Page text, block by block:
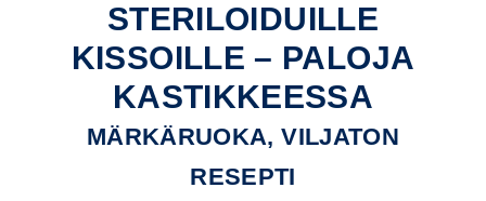
STERILOIDUILLE
KISSOILLE – PALOJA
KASTIKKEESSA
MÄRKÄRUOKA, VILJATON
RESEPTI